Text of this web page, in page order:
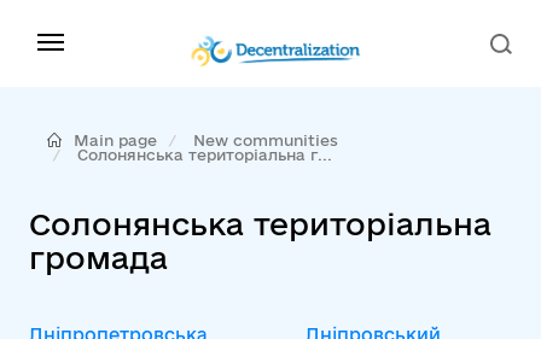
Main page
New communities
Солонянська територіальна г...
Солонянська територіальна
громада
Дніпропетровська
Дніпровський